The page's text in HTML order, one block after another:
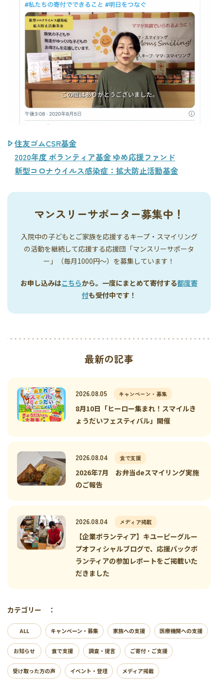
住友ゴムCSR基金
2020年度 ボランティア基金 ゆめ応援ファンド
新型コロナウイルス感染症：拡大防止活動基金
マンスリーサポーター募集中！
入院中の子どもとご家族を応援するキープ・スマイリング
の活動を継続して応援する応援団「マンスリーサポータ
ー」（毎月1000円〜）を募集しています！
お申し込みはこちらから。一度にまとめて寄付する都度寄
付も受付中です！
最新の記事
2026.08.05 キャンペーン・募集
8月10日「ヒーロー集まれ！スマイルき
ょうだいフェスティバル」開催
2026.08.04 食で支援
2026年7月 お弁当deスマイリング実施
のご報告
2026.08.04 メディア掲載
【企業ボランティア】キユーピーグルー
プオフィシャルブログで、応援パックボ
ランティアの参加レポートをご掲載いた
だきました
カテゴリー ：
ALL キャンペーン・募集 家族への支援 医療機関への支援
お知らせ 食で支援 調査・提言 ご寄付・ご支援
受け取った方の声 イベント・登壇 メディア掲載